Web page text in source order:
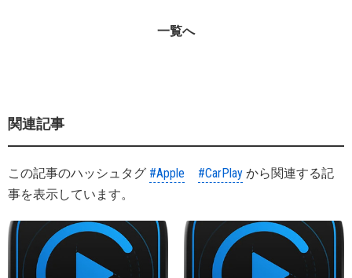
一覧へ
関連記事
この記事のハッシュタグ #Apple #CarPlay から関連する記
事を表示しています。